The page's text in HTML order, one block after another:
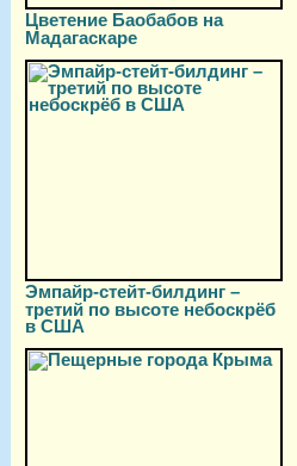
Цветение Баобабов на
Мадагаскаре
Эмпайр-стейт-билдинг –
третий по высоте небоскрёб
в США